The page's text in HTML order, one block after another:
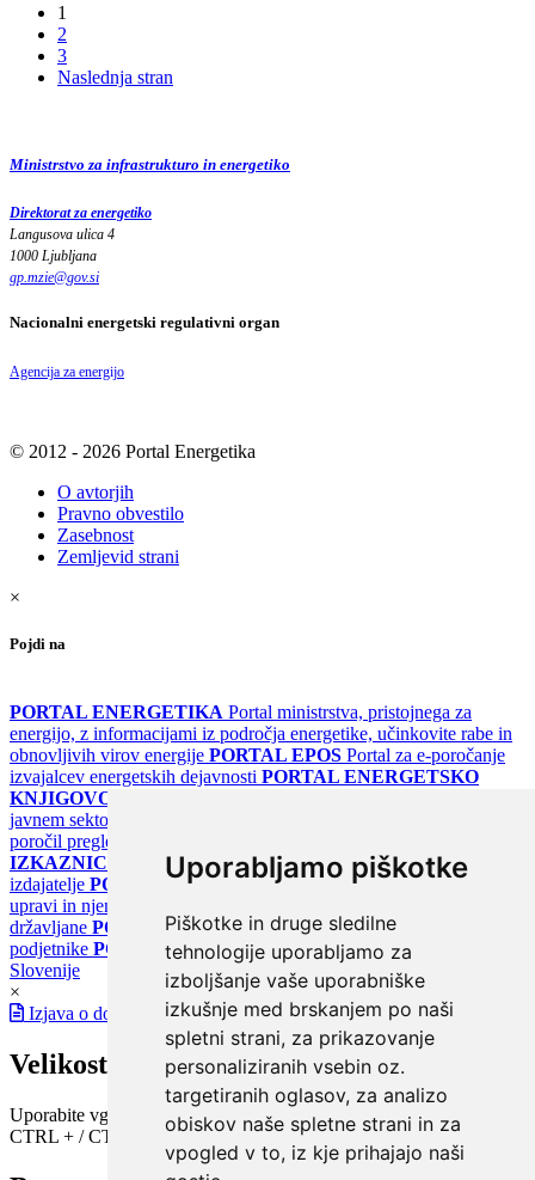
Uporabljamo piškotke
Piškotke in druge sledilne
tehnologije uporabljamo za
izboljšanje vaše uporabniške
izkušnje med brskanjem po naši
spletni strani, za prikazovanje
personaliziranih vsebin oz.
targetiranih oglasov, za analizo
obiskov naše spletne strani in za
vpogled v to, iz kje prihajajo naši
1
2
3
Naslednja stran
Ministrstvo za infrastrukturo in energetiko
Direktorat za energetiko
Langusova ulica 4
1000 Ljubljana
gp.mzie@gov.si
Nacionalni energetski regulativni organ
Agencija za energijo
© 2012 - 2026 Portal Energetika
O avtorjih
Pravno obvestilo
Zasebnost
Zemljevid strani
×
Pojdi na
PORTAL ENERGETIKA Portal ministrstva, pristojnega za
energijo, z informacijami iz področja energetike, učinkovite rabe in
obnovljivih virov energije PORTAL EPOS Portal za e-poročanje
izvajalcev energetskih dejavnosti PORTAL ENERGETSKO
KNJIGOVODSTVO
javnem sektorju
poročil pregledov klimatskih sistemov
IZKAZNICE
Register energetskih izkaznic - za izdelovalce in
izdajatelje PORTAL GOV.SI Osrednje spletno mesto o državni
upravi in njenih storitvah
državljane PORTAL SPOT Državni portal za podjetja in
podjetnike PORTAL OPSI Državni portal odprtih podatkov
Slovenije
×
Izjava o dostopnosti
Velikost pisave
Uporabite vgrajeno funkcijo brskalnika
CTRL + / CTRL -